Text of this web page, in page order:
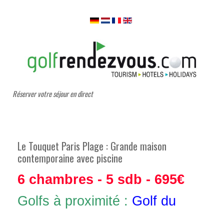
Réserver votre séjour en direct
Le Touquet Paris Plage : Grande maison
contemporaine avec piscine
6 chambres - 5 sdb - 695€
Golfs à proximité : Golf du